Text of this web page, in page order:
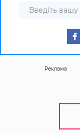
Реклама